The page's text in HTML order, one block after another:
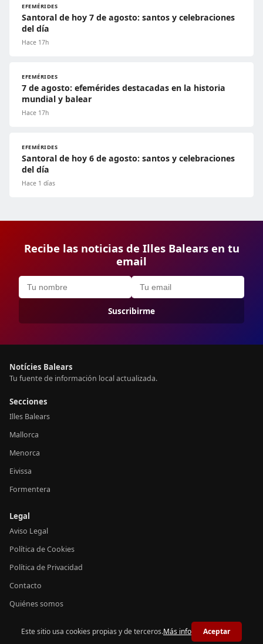
EFEMÉRIDES
Santoral de hoy 7 de agosto: santos y celebraciones
del día
Hace 17h
EFEMÉRIDES
7 de agosto: efemérides destacadas en la historia
mundial y balear
Hace 17h
EFEMÉRIDES
Santoral de hoy 6 de agosto: santos y celebraciones
del día
Hace 1 días
Recibe las noticias de Illes Balears en tu
email
Suscribirme
Notícies Balears
Tu fuente de información local actualizada.
Secciones
Illes Balears
Mallorca
Menorca
Eivissa
Formentera
Legal
Aviso Legal
Política de Cookies
Política de Privacidad
Contacto
Quiénes somos
© 2026 Notícies Balears
Este sitio usa cookies propias y de terceros.Más info Aceptar